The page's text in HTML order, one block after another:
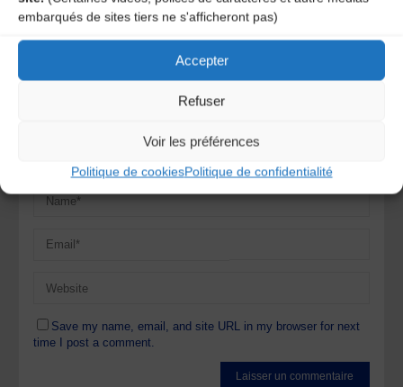
embarqués de sites tiers ne s'afficheront pas)
Accepter
Refuser
Voir les préférences
Politique de cookiesPolitique de confidentialité
Votre adresse e-mail ne sera pas publiée. Les champs
obligatoires sont indiqués avec*
Save my name, email, and site URL in my browser for next
time I post a comment.